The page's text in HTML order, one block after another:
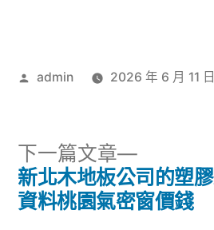
作
admin 2026 年 6 月 11 日
文
下一篇文章
下
一
篇
新北木地板公司的塑
資料桃園氣密窗價錢